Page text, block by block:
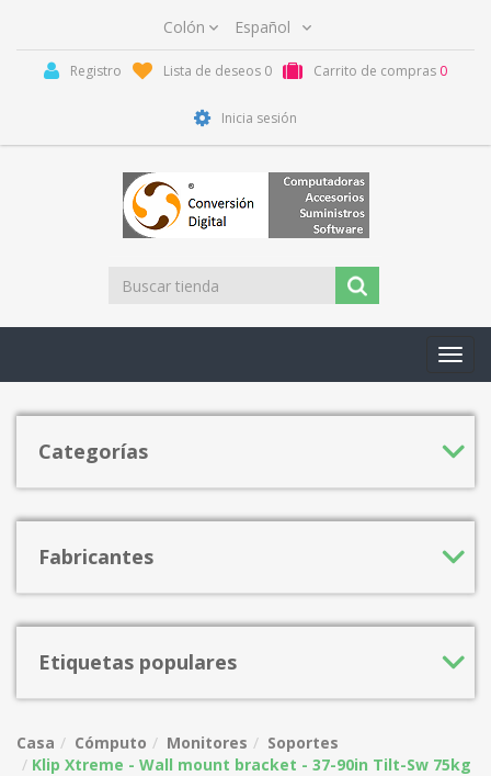
Registro Lista de deseos 0 Carrito de compras 0
Inicia sesión
Categorías
Fabricantes
Etiquetas populares
Casa Cómputo Monitores
Soportes
Klip Xtreme - Wall mount bracket - 37-90in Tilt-Sw 75kg